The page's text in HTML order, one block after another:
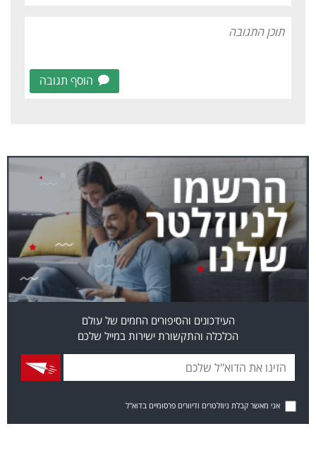
הוסף תגובה
העידכונים והסיפורים החמים של עולם
הכלכלה והתקשורת ישירות במייל שלכם
אני מאשר קבלת ניוזלטרים ודיוורים פרסומיים בדוא"ל